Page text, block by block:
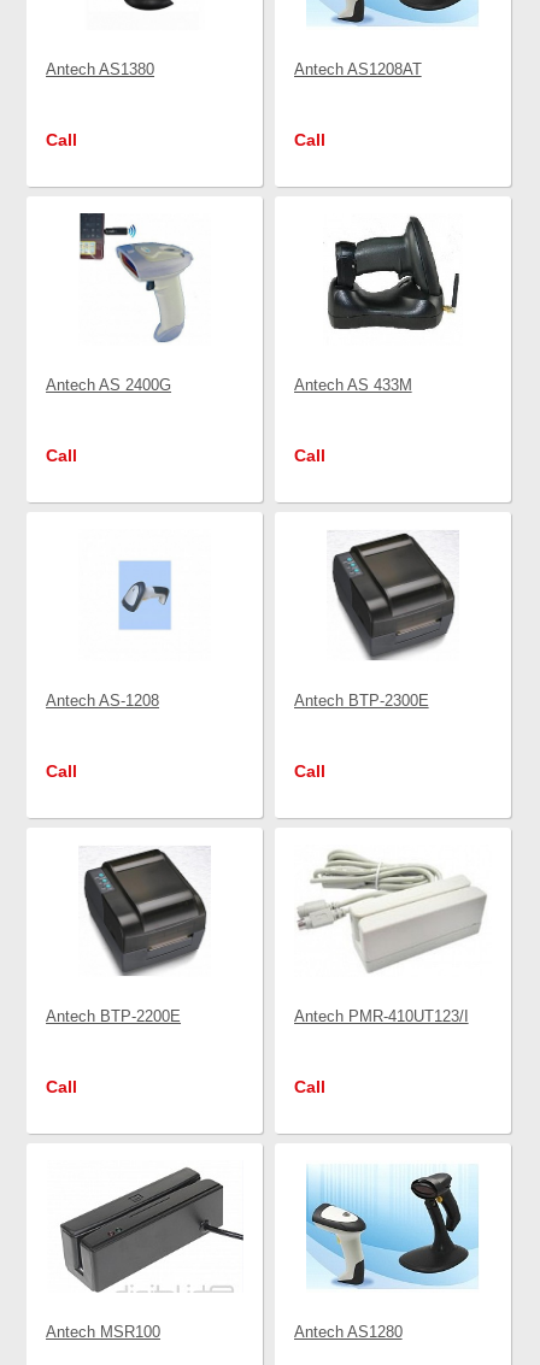
Antech AS1380
Call
Antech AS1208AT
Call
Antech AS 2400G
Call
Antech AS 433M
Call
Antech AS-1208
Call
Antech BTP-2300E
Call
Antech BTP-2200E
Call
Antech PMR-410UT123/I
Call
Antech MSR100 Antech AS1280